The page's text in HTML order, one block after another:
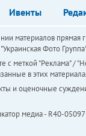
Ивенты
материалов прямая
Фото
меткой "Реклама" /
в этих
и оценочные
медиа - R40-05097